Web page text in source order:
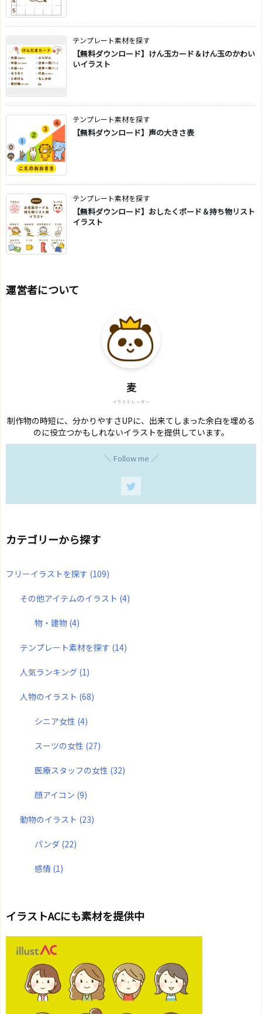
テンプレート素材を探す
【無料ダウンロード】けん玉カード＆けん玉のかわい
いイラスト
テンプレート素材を探す
【無料ダウンロード】声の大きさ表
テンプレート素材を探す
【無料ダウンロード】おしたくボード＆持ち物リスト
イラスト
運営者について
麦
イラストレーター
制作物の時短に、分かりやすさUPに、出来てしまった余白を埋める
のに役立つかもしれないイラストを提供しています。
＼ Follow me ／
カテゴリーから探す
フリーイラストを探す (109)
その他アイテムのイラスト (4)
物・建物 (4)
テンプレート素材を探す (14)
人気ランキング (1)
人物のイラスト (68)
シニア女性 (4)
スーツの女性 (27)
医療スタッフの女性 (32)
顔アイコン (9)
動物のイラスト (23)
パンダ (22)
感情 (1)
イラストACにも素材を提供中